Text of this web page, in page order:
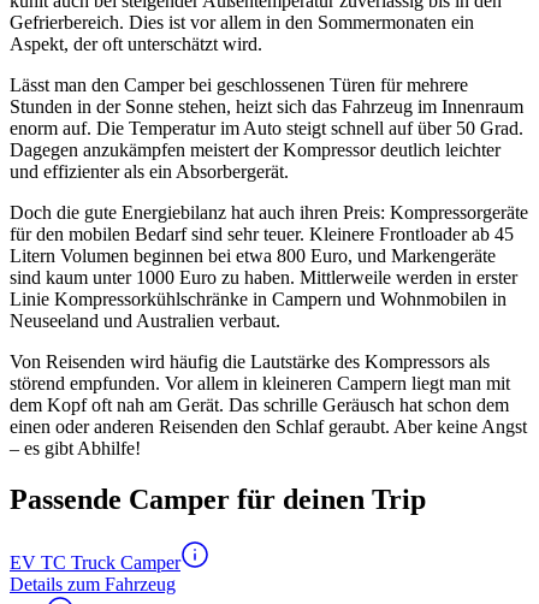
Gefrierbereich. Dies ist vor allem in den Sommermonaten ein
Aspekt, der oft unterschätzt wird.
Lässt man den Camper bei geschlossenen Türen für mehrere
Stunden in der Sonne stehen, heizt sich das Fahrzeug im Innenraum
enorm auf. Die Temperatur im Auto steigt schnell auf über 50 Grad.
Dagegen anzukämpfen meistert der Kompressor deutlich leichter
und effizienter als ein Absorbergerät.
Doch die gute Energiebilanz hat auch ihren Preis: Kompressorgeräte
für den mobilen Bedarf sind sehr teuer. Kleinere Frontloader ab 45
Litern Volumen beginnen bei etwa 800 Euro, und Markengeräte
sind kaum unter 1000 Euro zu haben. Mittlerweile werden in erster
Linie Kompressorkühlschränke in Campern und Wohnmobilen in
Neuseeland und Australien verbaut.
Von Reisenden wird häufig die Lautstärke des Kompressors als
störend empfunden. Vor allem in kleineren Campern liegt man mit
dem Kopf oft nah am Gerät. Das schrille Geräusch hat schon dem
einen oder anderen Reisenden den Schlaf geraubt. Aber keine Angst
– es gibt Abhilfe!
Passende Camper für deinen Trip
EV TC Truck Camper
Details zum Fahrzeug